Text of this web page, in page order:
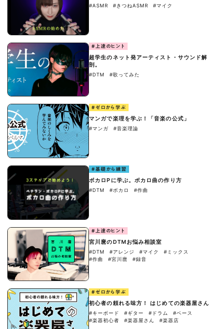
#ASMR #きつねASMR #マイク
#上達のヒント
超学生のネット発アーティスト・サウンド解
剖。
#DTM #歌ってみた
#ゼロから学ぶ
マンガで楽理を学ぶ！「音楽の公式」
#マンガ #音楽理論
#基礎から練習
ボカロPに学ぶ。ボカロ曲の作り方
#DTM #ボカロ #作曲
#上達のヒント
宮川麿のDTMお悩み相談室
#DTM #アレンジ #マイク
#ミックス
#作曲
#宮川麿 #録音
#ゼロから学ぶ
初心者の頼れる味方！ はじめての楽器屋さん
#キーボード #ギター #ドラム
#ベース
#楽器初心者
#楽器屋さん #楽器店